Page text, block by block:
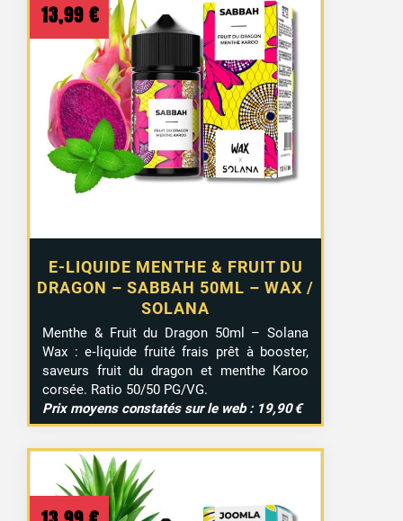
E-LIQUIDE MENTHE & FRUIT DU
DRAGON – SABBAH 50ML – WAX /
SOLANA
13,99 €
Menthe & Fruit du Dragon 50ml – Solana
Wax : e‑liquide fruité frais prêt à booster,
saveurs fruit du dragon et menthe Karoo
corsée. Ratio 50/50 PG/VG.
Prix moyens constatés sur le web : 19,90 €